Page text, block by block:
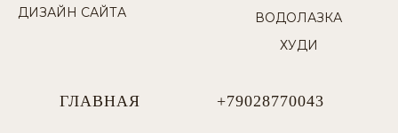
ДИЗАЙН САЙТА
ВОДОЛАЗКА
ХУДИ
ГЛАВНАЯ +79028770043